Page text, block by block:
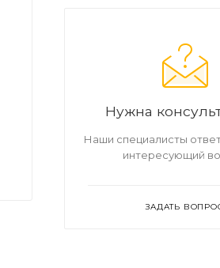
Нужна
Наши специалисты
интересующий
ЗАДАТЬ